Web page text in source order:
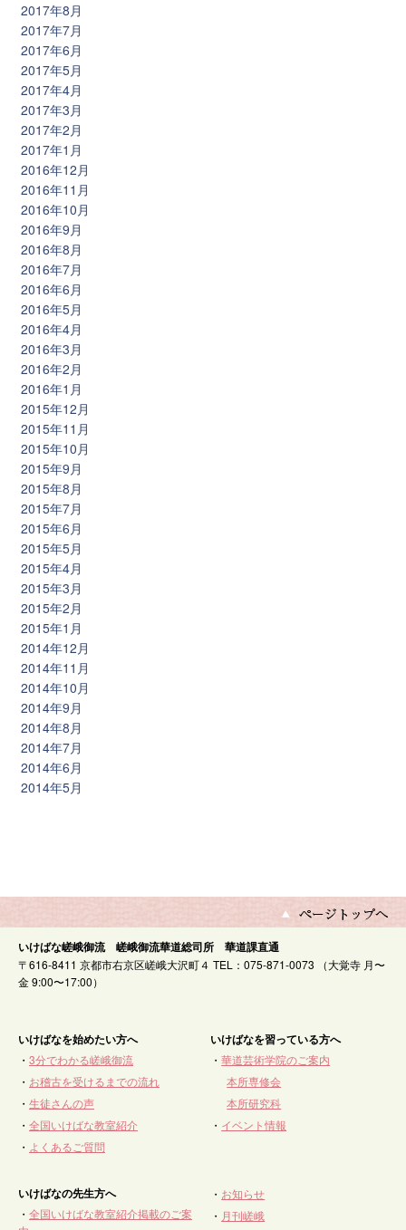
2017年8月
2017年7月
2017年6月
2017年5月
2017年4月
2017年3月
2017年2月
2017年1月
2016年12月
2016年11月
2016年10月
2016年9月
2016年8月
2016年7月
2016年6月
2016年5月
2016年4月
2016年3月
2016年2月
2016年1月
2015年12月
2015年11月
2015年10月
2015年9月
2015年8月
2015年7月
2015年6月
2015年5月
2015年4月
2015年3月
2015年2月
2015年1月
2014年12月
2014年11月
2014年10月
2014年9月
2014年8月
2014年7月
2014年6月
2014年5月
いけばな嵯峨御流 嵯峨御流華道総司所 華道課直通
〒616-8411 京都市右京区嵯峨大沢町４ TEL：075-871-0073 （大覚寺 月〜
金 9:00〜17:00）
いけばなを始めたい方へ
・ 3分でわかる嵯峨御流
・ お稽古を受けるまでの流れ
・ 生徒さんの声
・ 全国いけばな教室紹介
・ よくあるご質問
いけばなを習っている方へ
・華道芸術学院のご案内
本所専修会
本所研究科
・ イベント情報
いけばなの先生方へ
・ 全国いけばな教室紹介掲載のご案
・ お知らせ
・ 月刊嵯峨